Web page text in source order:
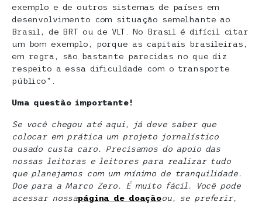
exemplo e de outros sistemas de países em
desenvolvimento com situação semelhante ao
Brasil, de BRT ou de VLT. No Brasil é difícil citar
um bom exemplo, porque as capitais brasileiras,
em regra, são bastante parecidas no que diz
respeito a essa dificuldade com o transporte
público”.
Uma questão importante!
Se você chegou até aqui, já deve saber que
colocar em prática um projeto jornalístico
ousado custa caro. Precisamos do apoio das
nossas leitoras e leitores para realizar tudo
que planejamos com um mínimo de tranquilidade.
Doe para a Marco Zero. É muito fácil. Você pode
acessar nossapágina de doaçãoou, se preferir,